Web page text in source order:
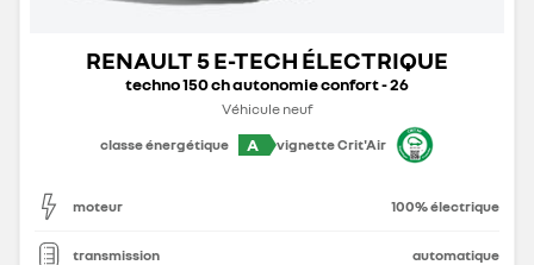
RENAULT 5 E-TECH ÉLECTRIQUE
techno 150 ch autonomie confort - 26
Véhicule neuf
classe énergétique
A vignette Crit'Air
moteur 100% électrique
transmission automatique